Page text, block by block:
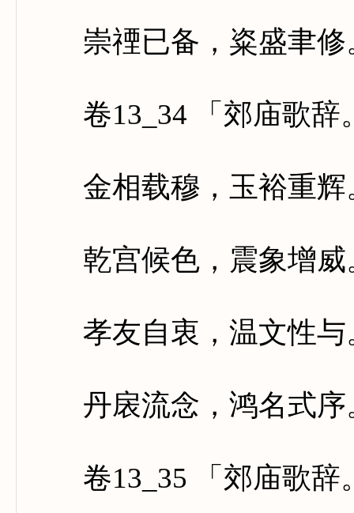
崇禋已备，粢盛聿修
卷13_34 「郊庙歌辞
金相载穆，玉裕重辉
乾宫候色，震象增威
孝友自衷，温文性与
丹扆流念，鸿名式序
卷13_35 「郊庙歌辞